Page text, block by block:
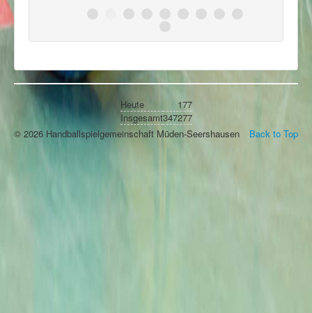
Heute
177
Insgesamt347277
Back to Top
© 2026 Handballspielgemeinschaft Müden-Seershausen